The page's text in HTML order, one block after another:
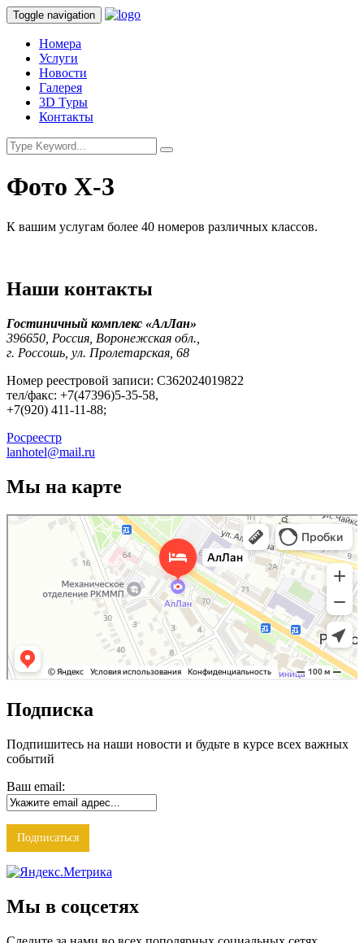
Toggle navigation
Номера
Услуги
Новости
Галерея
3D Туры
Контакты
Фото Х-3
К вашим услугам более 40 номеров различных классов.
Наши контакты
Гостиничный комплекс «АлЛан»
396650, Россия, Воронежская обл.,
г. Россошь, ул. Пролетарская, 68
Номер реестровой записи: С362024019822
тел/факс: +7(47396)5-35-58,
+7(920) 411-11-88;
Росреестр
lanhotel@mail.ru
Мы на карте
АлЛан
Гостиница в Россоши
Подписка
Подпишитесь на наши новости и будьте в курсе всех важных
событий
Ваш email:
Мы в соцсетях